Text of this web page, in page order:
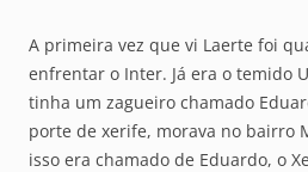
A primeira vez que vi Laerte foi
enfrentar o Inter. Já era o temido
tinha um zagueiro chamado
porte de xerife, morava no bairro
isso era chamado de Eduardo, o